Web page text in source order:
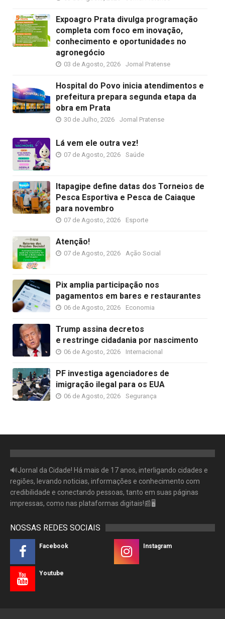
Expoagro Prata divulga programação
completa com foco em inovação,
conhecimento e oportunidades no
agronegócio
03 de Agosto, 2026 Jornal Pratense
Hospital do Povo inicia atendimentos e
prefeitura prepara segunda etapa da
obra em Prata
30 de Julho, 2026 Jornal Pratense
Lá vem ele outra vez!
07 de Agosto, 2026 Saúde
Itapagipe define datas dos Torneios de
Pesca Esportiva e Pesca de Caiaque
para novembro
07 de Agosto, 2026 Esporte
Atenção!
07 de Agosto, 2026 Ação Social
Pix amplia participação nos
pagamentos em bares e restaurantes
06 de Agosto, 2026 Economia
Trump assina decretos
e restringe cidadania por nascimento
06 de Agosto, 2026 Internacional
PF investiga agenciadores de
imigração ilegal para os EUA
06 de Agosto, 2026 Segurança
🔊Jornal da Cidade! Há mais de 17 anos, interligando cidades e
regiões, levando noticias, informações e conhecimento com
credibilidade e conectando pessoas, tanto em suas páginas
impressas, como nas plataformas digitais!📰🖥
NOSSAS REDES SOCIAIS
Facebook Instagram
Youtube